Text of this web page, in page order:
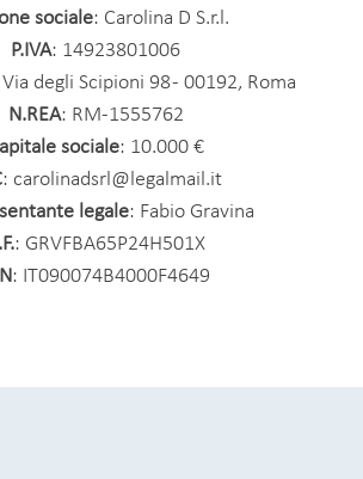
sociale: Carolina D S.r.l.
P.IVA: 14923801006
degli Scipioni 98 - 00192, Roma
N.REA: RM-1555762
sociale: 10.000 €
: carolinadsrl@legalmail.it
legale: Fabio Gravina
: GRVFBA65P24H501X
: IT090074B4000F4649